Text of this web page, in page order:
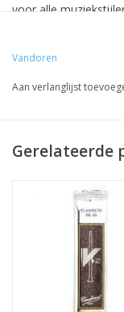
voor alle
* Een rijke toon met
* Het riet heeft een
* Het hart van het
dunne tip zorgt
Vandoren
Aan verlanglijst
Gerelateerde